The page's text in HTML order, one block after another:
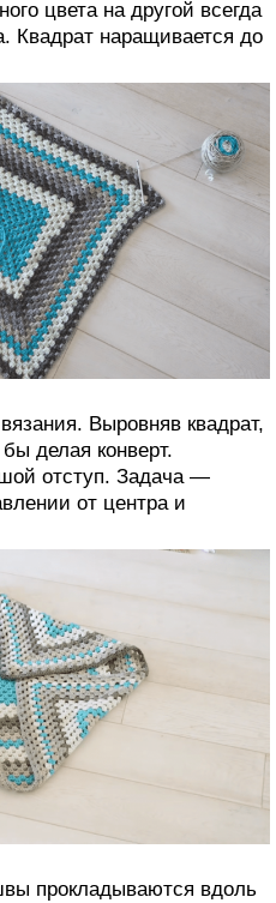
цвета на другой всегда
Квадрат наращивается до
Выровняв квадрат,
делая конверт.
отступ. Задача —
от центра и
прокладываются вдоль